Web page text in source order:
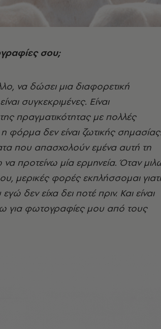
σου;
να δώσει μια διαφορετική
συγκεκριμένες. Είναι
πραγματικότητας με πολλές
φόρμα δεν είναι ζωτικής
που απασχολούν εμένα αυτή τη
προτείνω μία ερμηνεία. Όταν
μερικές φορές εκπλήσσομαι γιατί
δεν είχα δει ποτέ πριν. Και είναι
φωτογραφίες μου από τους